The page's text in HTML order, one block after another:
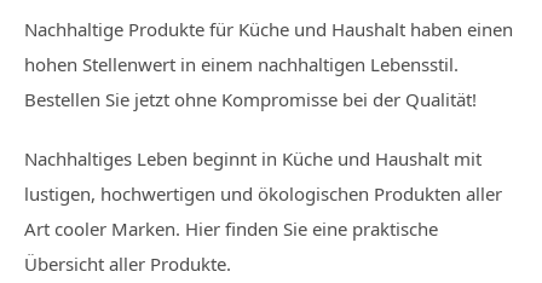
Nachhaltige Produkte für Küche und Haushalt haben einen
hohen Stellenwert in einem nachhaltigen Lebensstil.
Bestellen Sie jetzt ohne Kompromisse bei der Qualität!
Nachhaltiges Leben beginnt in Küche und Haushalt mit
lustigen, hochwertigen und ökologischen Produkten aller
Art cooler Marken. Hier finden Sie eine praktische
Übersicht aller Produkte.